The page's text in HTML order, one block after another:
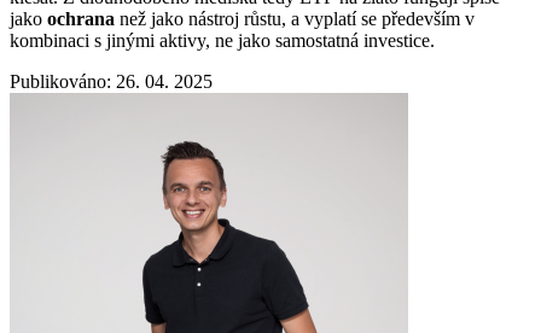
jako ochrana než jako nástroj růstu, a vyplatí se především v
kombinaci s jinými aktivy, ne jako samostatná investice.
Publikováno: 26. 04. 2025